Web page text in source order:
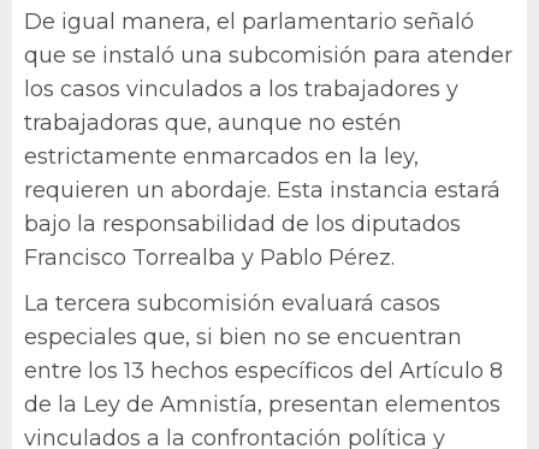
De igual manera, el parlamentario señaló
que se instaló una subcomisión para atender
los casos vinculados a los trabajadores y
trabajadoras que, aunque no estén
estrictamente enmarcados en la ley,
requieren un abordaje. Esta instancia estará
bajo la responsabilidad de los diputados
Francisco Torrealba y Pablo Pérez.
La tercera subcomisión evaluará casos
especiales que, si bien no se encuentran
entre los 13 hechos específicos del Artículo 8
de la Ley de Amnistía, presentan elementos
vinculados a la confrontación política y